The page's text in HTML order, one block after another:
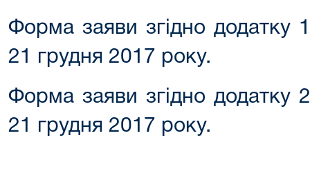
Форма заяви згідно додатку
21 грудня 2017 року.
Форма заяви згідно додатку
21 грудня 2017 року.